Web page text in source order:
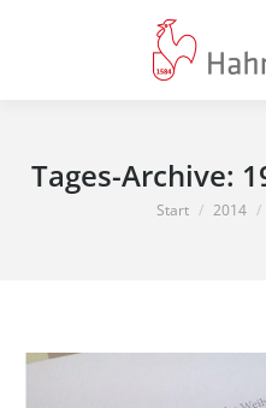
Tages-Archive:
Sie befinden
Start 2014